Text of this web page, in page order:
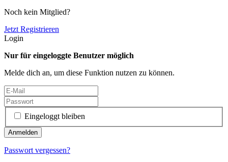
Noch kein Mitglied?
Jetzt Registrieren
Login
Nur für eingeloggte Benutzer möglich
Melde dich an, um diese Funktion nutzen zu können.
Eingeloggt bleiben
Passwort vergessen?